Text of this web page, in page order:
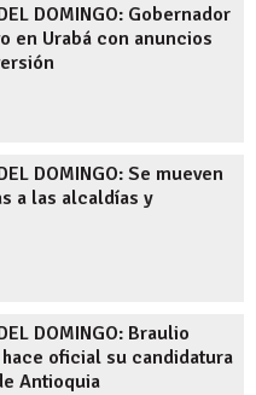
DOMINGO: Gobernador
en Urabá con anuncios
DOMINGO: Se mueven
a las alcaldías y
DOMINGO: Braulio
oficial su candidatura
Antioquia